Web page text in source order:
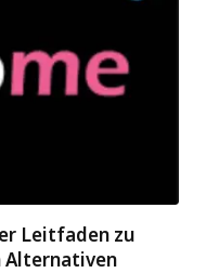
Leitfaden zu
Alternativen